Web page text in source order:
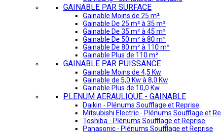
GAINABLE PAR SURFACE
Gainable Moins de 25 m²
Gainable De 25 m² à 35 m²
Gainable De 35 m² à 45 m²
Gainable De 50 m² à 80 m²
Gainable De 80 m² à 110 m²
Gainable Plus de 110 m²
GAINABLE PAR PUISSANCE
Gainable Moins de 4,5 Kw
Gainable de 5,0 Kw à 8,0 Kw
Gainable Plus de 10,0 Kw
PLENUM AERAULIQUE - GAINABLE
Daikin - Plénums Soufflage et Reprise
Mitsubishi Electric - Plénums Soufflage et
Toshiba - Plénums Soufflage et Reprise
Panasonic - Plénums Soufflage et Reprise